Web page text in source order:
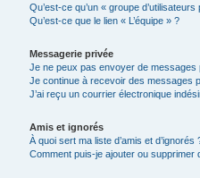
Qu’est-ce qu’un « groupe
Qu’est-ce que le lien « L’équipe » ?
Messagerie privée
Je ne peux pas envoyer de messages
Je continue à recevoir des messages
J’ai reçu un courrier électronique
Amis et ignorés
À quoi sert ma liste d’amis et d’ignorés
Comment puis-je ajouter ou supprimer